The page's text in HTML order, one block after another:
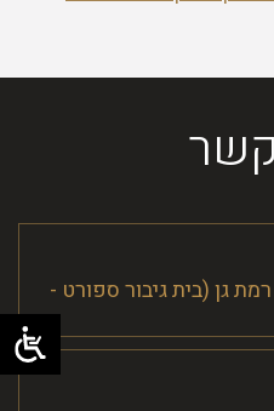
מנחם בגין 7, רמת גן (בית גיבור ספורט -